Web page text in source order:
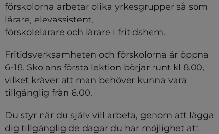
förskolorna arbetar olika yrkesgrupper så som
lärare, elevassistent,
förskolelärare och lärare i fritidshem.
Fritidsverksamheten och förskolorna är öppna
6-18. Skolans första lektion börjar runt kl 8.00,
vilket kräver att man behöver kunna vara
tillgänglig från 6.00.
Du styr när du själv vill arbeta, genom att lägga
dig tillgänglig de dagar du har möjlighet att